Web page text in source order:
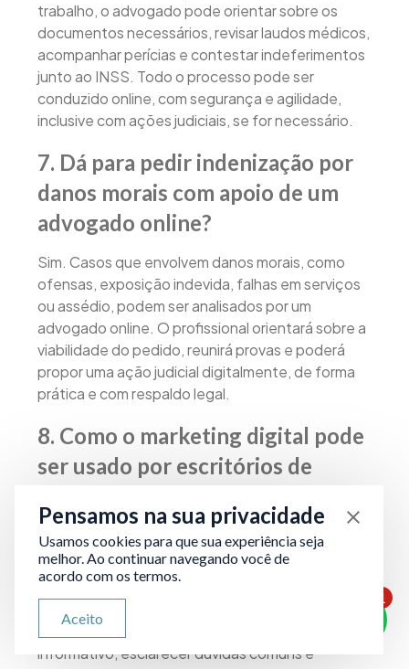
trabalho, o advogado pode orientar sobre os
documentos necessários, revisar laudos médicos,
acompanhar perícias e contestar indeferimentos
junto ao INSS. Todo o processo pode ser
conduzido online, com segurança e agilidade,
inclusive com ações judiciais, se for necessário.
7. Dá para pedir indenização por
danos morais com apoio de um
advogado online?
Sim. Casos que envolvem danos morais, como
ofensas, exposição indevida, falhas em serviços
ou assédio, podem ser analisados por um
advogado online. O profissional orientará sobre a
viabilidade do pedido, reunirá provas e poderá
propor uma ação judicial digitalmente, de forma
prática e com respaldo legal.
8. Como o marketing digital pode
ser usado por escritórios de
OAB?
O marketing digital é uma ferramenta valiosa para
advogados, desde que usado com ética e
respeito às normas do Provimento nº 205/2021
informativo, esclarecer dúvidas comuns e
1
Pensamos na sua privacidade
Usamos cookies para que sua experiência seja
melhor. Ao continuar navegando você de
acordo com os termos.
Aceito